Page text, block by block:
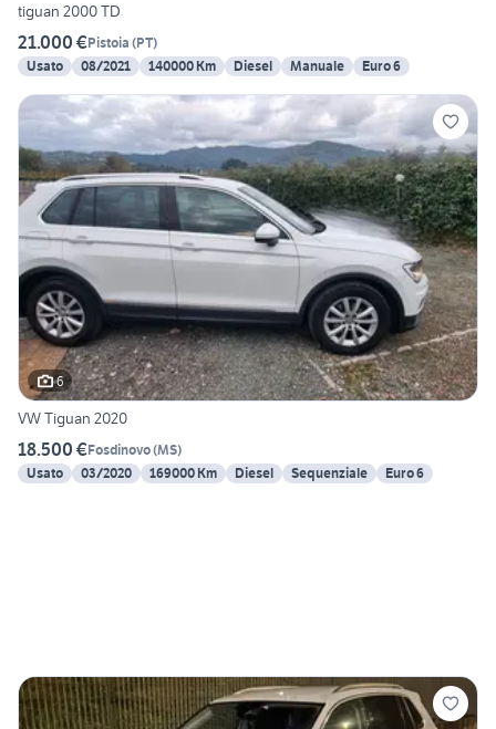
tiguan 2000 TD
21.000 €Pistoia (PT)
Usato
08/2021 140000 Km Diesel Manuale Euro 6
6
VW Tiguan 2020
18.500 €Fosdinovo(MS)
Usato
03/2020 169000 Km Diesel Sequenziale Euro 6